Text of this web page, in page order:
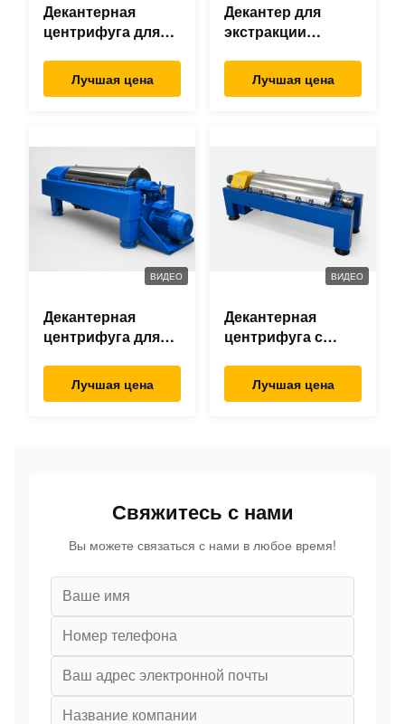
Декантерная
центрифуга для
Лучшая цена
Декантер для
экстракции
Лучшая цена
ВИДЕО
Декантерная
центрифуга для
химической
промышленности
Лучшая цена
ВИДЕО
Декантерная
центрифуга с
кальцияЛучшая цена
Свяжитесь с нами
Вы можете связаться с нами в любое время!